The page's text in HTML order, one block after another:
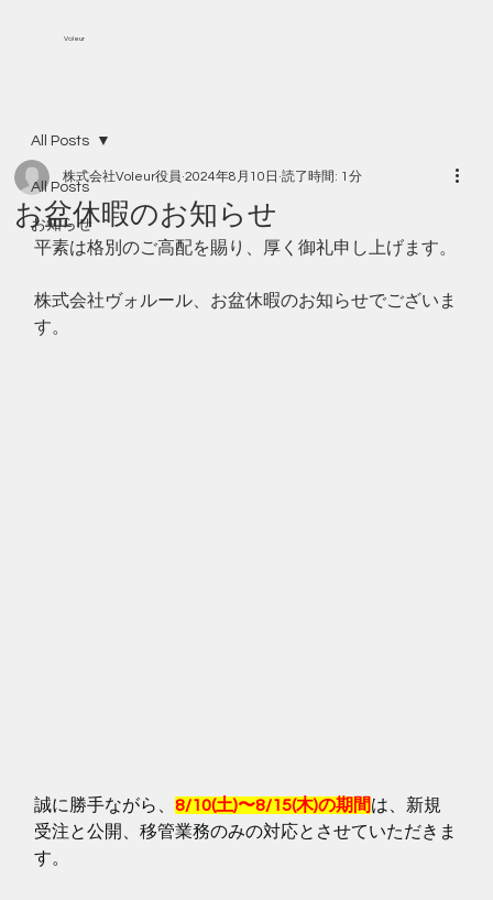
Voleur
All Posts
お知らせ
All Posts
お盆休暇のお知らせ
株式会社Voleur役員 2024年8月10日 読了時間: 1分
平素は格別のご高配を賜り、厚く御礼申し上げます。
株式会社ヴォルール、お盆休暇のお知らせでございま
す。
誠に勝手ながら、8/10(土)〜8/15(木)の期間は、新規
受注と公開、移管業務のみの対応とさせていただきま
す。